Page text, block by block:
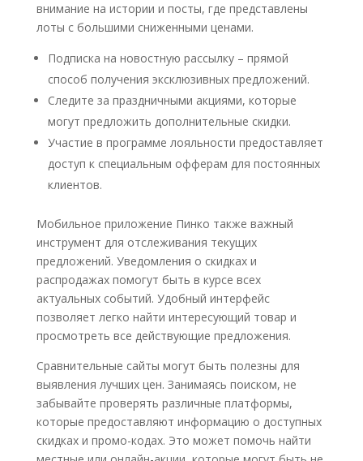
внимание на истории и посты, где представлены
лоты с большими сниженными ценами.
Подписка на новостную рассылку – прямой
способ получения эксклюзивных предложений.
Следите за праздничными акциями, которые
могут предложить дополнительные скидки.
Участие в программе лояльности предоставляет
доступ к специальным офферам для постоянных
клиентов.
Мобильное приложение Пинко также важный
инструмент для отслеживания текущих
предложений. Уведомления о скидках и
распродажах помогут быть в курсе всех
актуальных событий. Удобный интерфейс
позволяет легко найти интересующий товар и
просмотреть все действующие предложения.
Сравнительные сайты могут быть полезны для
выявления лучших цен. Занимаясь поиском, не
забывайте проверять различные платформы,
которые предоставляют информацию о доступных
скидках и промо-кодах. Это может помочь найти